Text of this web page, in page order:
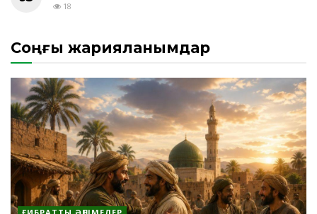
18
Соңғы жарияланымдар